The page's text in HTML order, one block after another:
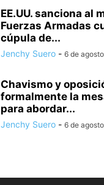
EE.UU. sanciona al
Fuerzas Armadas
cúpula de...
Jenchy Suero - 6 de
Chavismo y
formalmente la
para abordar...
Jenchy Suero - 6 de